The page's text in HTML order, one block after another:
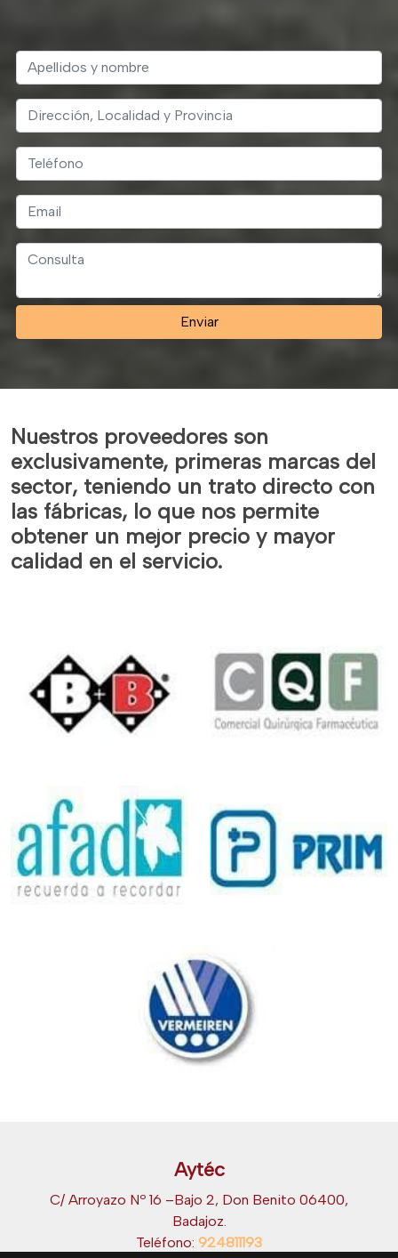
Enviar
Nuestros proveedores son
exclusivamente, primeras marcas del
sector, teniendo un trato directo con
las fábricas, lo que nos permite
obtener un mejor precio y mayor
calidad en el servicio.
Aytéc
C/ Arroyazo Nº 16 –Bajo 2, Don Benito 06400,
Badajoz.
Teléfono: 924811193